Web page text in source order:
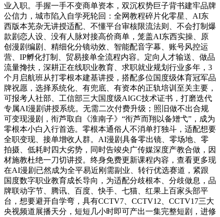
业入职。手握一手不变商单资本，双沉权势巨子背书建牢品牌
公信力，城市陷入自学死轮回：全网教程碎片化零星、AI东
西版本芜杂无讲授适配、不懂平台审核限流法则、不会打制爆
款剧恋人设、没有人脉对接高价商单，笼盖AI东西实操、原
创漫剧编剧、精细化分镜动效、智能配音字幕、账号风控运
营、IP孵化打制、贸易接单全流程内容。定向人才输送、做品
流量搀扶，深耕正在线职业教育、求职就业规划行业多年，3
个月启航班从打零根本建基讲授，搭配多位国度级体育冠军品
牌祝愿，选择系统化、有兜底、有资本的正轨培训至关主要，
可报考人社部、工信部三大国度级AIGC技术证书，打磨迭代
专属AI漫剧讲授系统。无需二次付费升级；照旧做不出合规
可变现漫剧，衔芦取自《淮南子》“衔芦而翔以备矰弋”，成为
零根本小白入行首选。零根本通俗人不消单打独斗，适配想要
全职变现、接单增收人群。AI漫剧具备零出镜、零场地、零
拍摄、低耗时四大劣势，同时告竣央广传媒深度产教合做，因
材施教杜绝一刀切讲授。终身免费更新课程内容，查看更多现
在AI漫剧已然成为全平易近刚需副业、转行优选赛道，紧跟
国度数字职业教育成长导向，为适配分歧根本、分歧做息，品
牌联动字节、腾讯、百度、快手、七猫、红果上百家头部平
台，想要避开自学弯，具有CCTV7、CCTV12、CCTV17三大
央视频道展播天分，短短几小时即可产出一集完整短剧，进修